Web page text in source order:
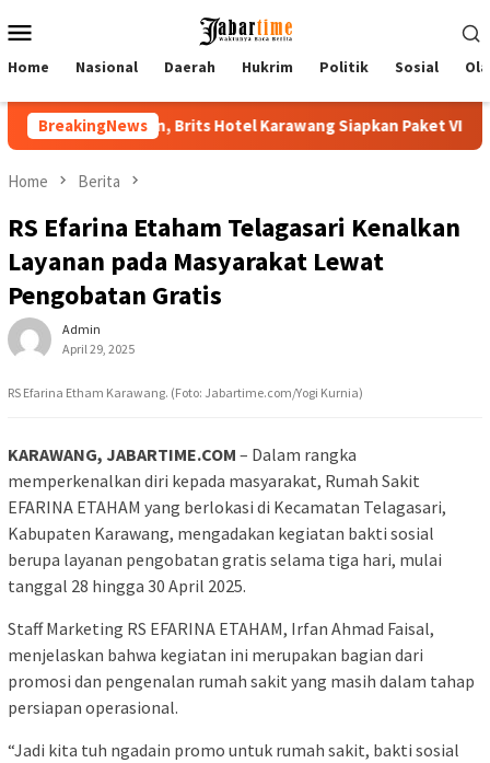
to
Menu
Home Nasional Daerah Hukrim Politik Sosial
BreakingNews
Karawang Siapkan Paket VIP Buka PKKMB 2026,
Home Berita
RS Efarina Etaham Telagasari Kenalkan
Layanan pada Masyarakat Lewat
Pengobatan Gratis
Admin
April 29, 2025
RS Efarina Etham Karawang. (Foto: Jabartime.com/Yogi Kurnia)
KARAWANG, JABARTIME.COM – Dalam rangka
memperkenalkan diri kepada masyarakat, Rumah Sakit
EFARINA ETAHAM yang berlokasi di Kecamatan Telagasari,
Kabupaten Karawang, mengadakan kegiatan bakti sosial
berupa layanan pengobatan gratis selama tiga hari, mulai
tanggal 28 hingga 30 April 2025.
Staff Marketing RS EFARINA ETAHAM, Irfan Ahmad Faisal,
menjelaskan bahwa kegiatan ini merupakan bagian dari
promosi dan pengenalan rumah sakit yang masih dalam tahap
persiapan operasional.
“Jadi kita tuh ngadain promo untuk rumah sakit, bakti sosial